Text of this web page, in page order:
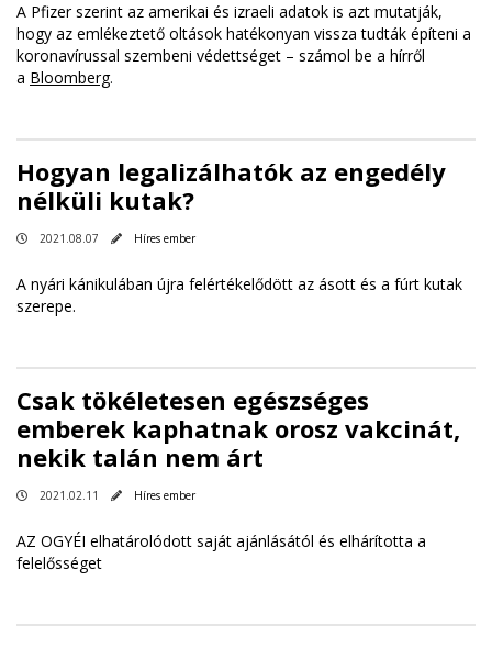
A Pfizer szerint az amerikai és izraeli adatok is azt mutatják,
hogy az emlékeztető oltások hatékonyan vissza tudták építeni a
koronavírussal szembeni védettséget – számol be a hírről
a Bloomberg.
Hogyan legalizálhatók az engedély
nélküli kutak?
2021.08.07 Híres ember
A nyári kánikulában újra felértékelődött az ásott és a fúrt kutak
szerepe.
Csak tökéletesen egészséges
emberek kaphatnak orosz vakcinát,
nekik talán nem árt
2021.02.11 Híres ember
AZ OGYÉI elhatárolódott saját ajánlásától és elhárította a
felelősséget